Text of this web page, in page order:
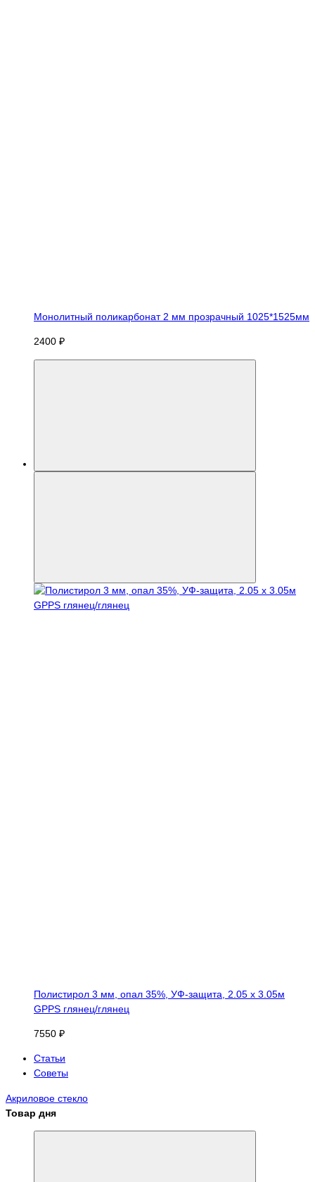
Монолитный поликарбонат 2 мм прозрачный 1025*1525мм
2400 ₽
Полистирол 3 мм, опал 35%, УФ-защита, 2.05 х 3.05м
GPPS глянец/глянец
7550 ₽
Статьи
Советы
Акриловое стекло
Товар дня